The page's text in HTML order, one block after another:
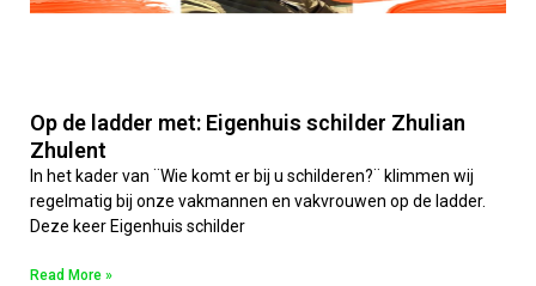
Op de ladder met: Eigenhuis schilder Zhulian
Zhulent
In het kader van ¨Wie komt er bij u schilderen?¨ klimmen wij
regelmatig bij onze vakmannen en vakvrouwen op de ladder.
Deze keer Eigenhuis schilder
Read More »